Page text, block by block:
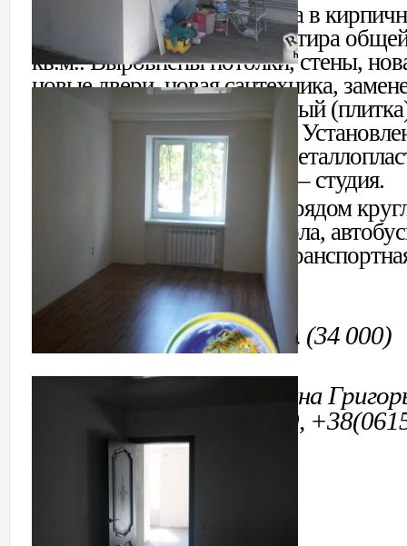
Продается 2-комн. квартира в
доме. Двухсторонняя. Квартира
кв.м.. Выровнены потолки, стены,
новые двери, новая сантехника,
канализация с/у совмещенный
комнате натяжной потолок.
газовый котел, счетчики.
Светлая, просторная кухня – студия.
Развитая инфраструктура: рядом
продуктовый магазин, школа,
недалеко рынок. Удобная
район.
Стоимость: 748 000 грн. (34 000)
Контактное лицо: Сусанна
47-53; +38(06153)444-99,